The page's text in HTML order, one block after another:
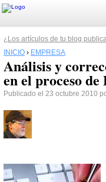
¿Los artículos de tu blog
INICIO › EMPRESA
Análisis y
en el proceso
Publicado el 23 octubre 2010